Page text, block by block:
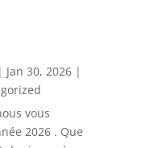
| Jan 30, 2026|
vous
2026 . Que